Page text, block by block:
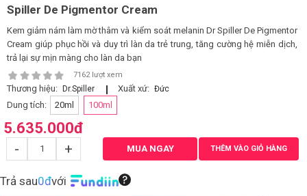
Spiller De Pigmentor Cream
Kem giảm nám làm mờ thâm và kiểm soát melanin Dr Spiller De Pigmentor
Cream giúp phục hồi và duy trì làn da trẻ trung, tăng cường hệ miễn dịch,
trả lại sự mịn màng cho làn da bạn
7162 lượt xem
Thương hiệu: Dr.Spiller Xuất xứ: Đức
Dung tích: 20ml 100ml
5.635.000đ
- + MUA NGAY THÊM VÀO GIỎ HÀNG
Trả sau0đvới